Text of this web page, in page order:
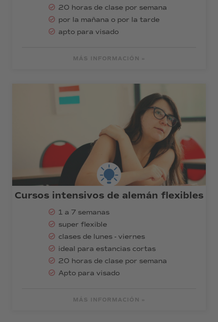
20 horas de clase por semana
por la mañana o por la tarde
apto para visado
MÁS INFORMACIÓN »
Cursos intensivos de alemán flexibles
1 a 7 semanas
super flexible
clases de lunes - viernes
ideal para estancias cortas
20 horas de clase por semana
Apto para visado
MÁS INFORMACIÓN »